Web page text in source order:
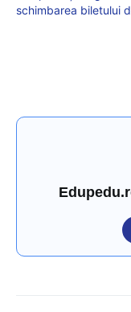
schimbarea biletului